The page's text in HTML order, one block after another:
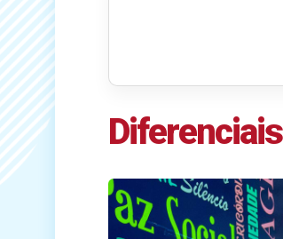
Diferenciais